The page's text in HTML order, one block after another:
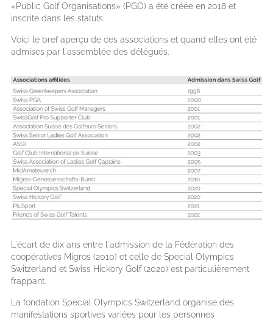
«Public Golf Organisations» (PGO) a été créée en 2018 et
inscrite dans les statuts.
Voici le bref aperçu de ces associations et quand elles ont été
admises par l'assemblée des délégués.
L'écart de dix ans entre l'admission de la Fédération des
coopératives Migros (2010) et celle de Special Olympics
Switzerland et Swiss Hickory Golf (2020) est particulièrement
frappant.
La fondation Special Olympics Switzerland organise des
manifestations sportives variées pour les personnes